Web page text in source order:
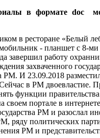
в формате doc
в ресторане «Белый
- планшет с 8-
завершил работу
захваченного
И 23.09.2018
в РМ двоевластие.
функции
своем портале в
РМ и разослал
ряду политических
РМ и